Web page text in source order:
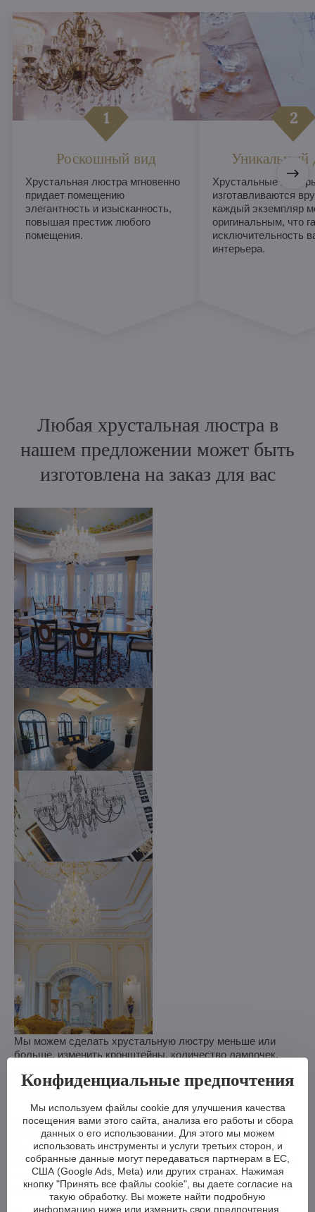
Роскошный вид
Хрустальная люстра мгновенно
придает помещению
элегантность и изысканность,
повышая престиж любого
помещения.
Уникальный
Хрустальные
изготавливаются
каждый экземпляр
оригинальным, что
исключительность
интерьера.
Любая хрустальная люстра в
нашем предложении может быть
изготовлена на заказ для вас
Мы можем сделать хрустальную люстру меньше или
больше, изменить кронштейны, количество лампочек,
безграничны. А если вам этого недостаточно, мы можем
Если вы не выбрали люстру из нашего ассортимента, мы
изготовим для вас полностью индивидуальную люстру.
Все, что вам нужно, - это рисунок или даже картинка/
фотография того, как вы представляете себе люстру. Мы
оценим возможности производства и в течение недели
вышлем вам эскизы, включая визуальные изображения.
Конфиденциальные предпочтения
Мы используем файлы cookie для улучшения качества
посещения вами этого сайта, анализа его работы и сбора
данных о его использовании. Для этого мы можем
использовать инструменты и услуги третьих сторон, и
собранные данные могут передаваться партнерам в ЕС,
США (Google Ads, Meta) или других странах. Нажимая
кнопку "Принять все файлы cookie", вы даете согласие на
такую обработку. Вы можете найти подробную
информацию ниже или изменить свои предпочтения.